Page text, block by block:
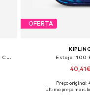
Estojo 'LAUREL II SLG CREDIT CARD CASE'
OFERTA
Estojo '100
40,41€
Tamanhos
Preço original:
Último preço mais